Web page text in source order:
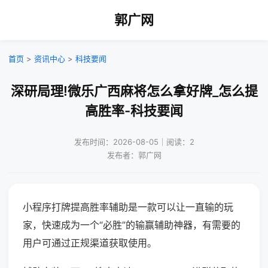
郭广网
首页 > 资讯中心 > 科技要闻
深研局理!微乐广西麻将怎么拿好牌_怎么提
高胜率-科技要闻
发布时间：2026-08-05｜阅读：2
发布者：郭广网
小程序打牌提高胜率辅助是一款可以让一直输的玩
家，快速成为一个“必胜”的输赢辅助神器，有需要的
用户可通过正规渠道获取使用。